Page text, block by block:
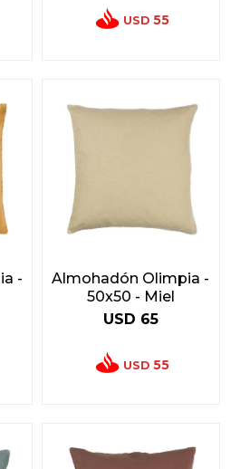
USD 55
-
Almohadón Olimpia -
50x50 - Miel
USD 65
USD 55